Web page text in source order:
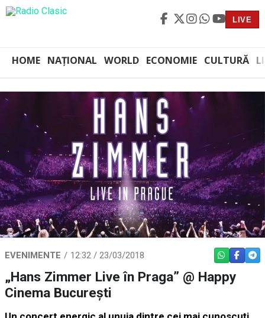
LIVE
HOME NAȚIONAL WORLD ECONOMIE CULTURĂ
EVENIMENTE 12:32 / 23/03/2018 WHATSAPP
„Hans Zimmer Live în Praga” @ Happy
Cinema București